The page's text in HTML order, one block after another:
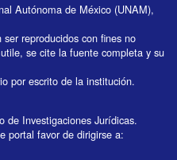
Autónoma de México (UNAM),
reproducidos con fines no
se cite la fuente completa y su
por escrito de la institución.
de Investigaciones Jurídicas.
portal favor de dirigirse a: